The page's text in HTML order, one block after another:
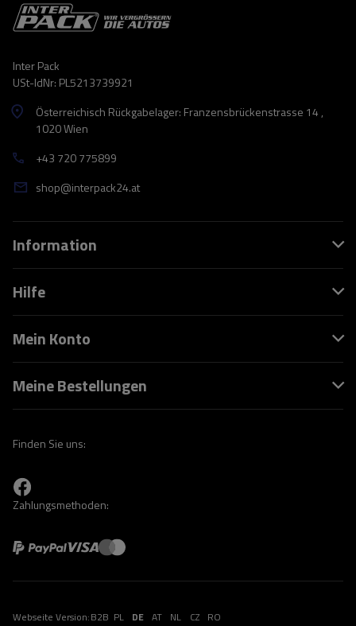
Inter Pack
USt-IdNr: PL5213739921
Österreichisch Rückgabelager: Franzensbrückenstrasse 14 ,
1020 Wien
+43 720 775899
shop@interpack24.at
Information
Hilfe
Mein Konto
Meine Bestellungen
Finden Sie uns:
Zahlungsmethoden:
Webseite Version:B2B PL DE AT NL CZ RO